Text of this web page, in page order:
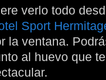
verlo todo
Sport
la ventana.
al huevo que